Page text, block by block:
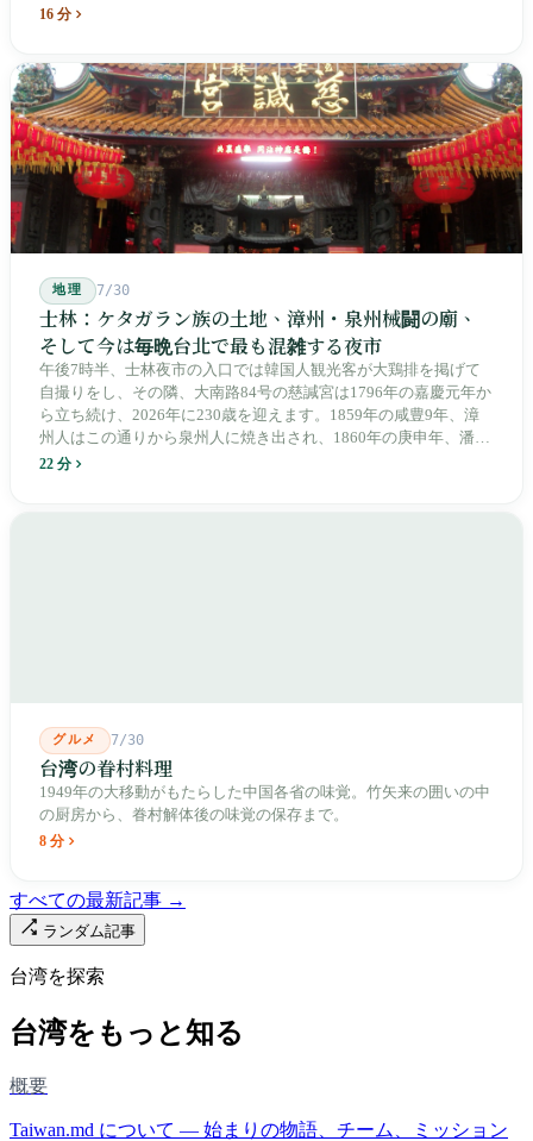
よって改名・改番されました。どの世代も前の世代の記録を脚注
治スローガン、そしてようやくプユマ・タロコの世代になって、
先住民族の地名が再びレールの上に敷き戻されたのです。
16 分
地理 7/30
士林：ケタガラン族の土地、漳州・泉州械闘の廟、
そして今は毎晩台北で最も混雑する夜市
午後7時半、士林夜市の入口では韓国人観光客が大鶏排を掲げて
自撮りをし、その隣、大南路84号の慈諴宮は1796年の嘉慶元年か
ら立ち続け、2026年に230歳を迎えます。1859年の咸豊9年、漳
州人はこの通りから泉州人に焼き出され、1860年の庚申年、潘永
清は下樹林に大東路・大南路・大西路・大北路という四本の整然
22 分
グルメ 7/30
台湾の眷村料理
1949年の大移動がもたらした中国各省の味覚。竹矢来の囲いの中
の厨房から、眷村解体後の味覚の保存まで。
8 分
すべての最新記事 →
ランダム記事
台湾を探索
台湾をもっと知る
概要
Taiwan.md について — 始まりの物語、チーム、ミッション